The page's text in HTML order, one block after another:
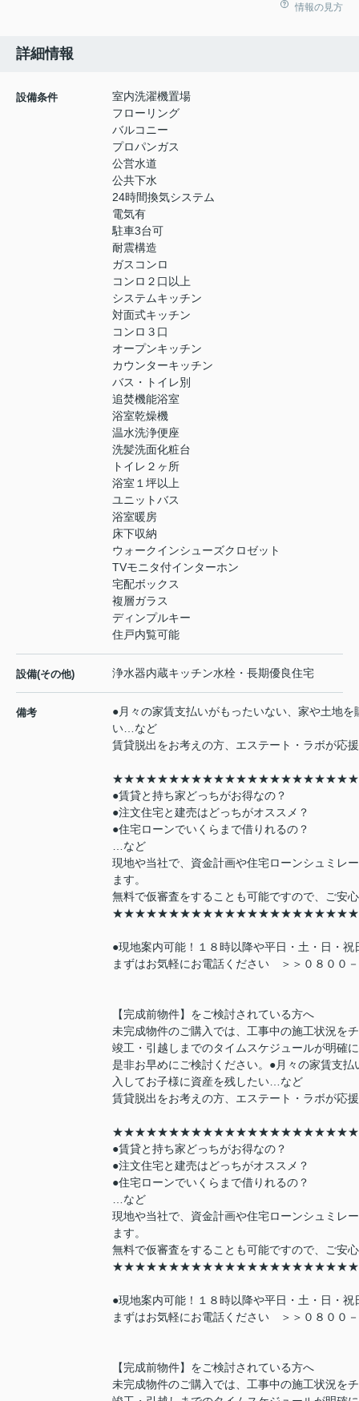
情報の見方
詳細情報
設備条件
室内洗濯機置場
フローリング
バルコニー
プロパンガス
公営水道
公共下水
24時間換気システム
電気有
駐車3台可
耐震構造
ガスコンロ
コンロ２口以上
システムキッチン
対面式キッチン
コンロ３口
オープンキッチン
カウンターキッチン
バス・トイレ別
追焚機能浴室
浴室乾燥機
温水洗浄便座
洗髪洗面化粧台
トイレ２ヶ所
浴室１坪以上
ユニットバス
浴室暖房
床下収納
ウォークインシューズクロゼット
TVモニタ付インターホン
宅配ボックス
複層ガラス
ディンプルキー
住戸内覧可能
設備(その他) 浄水器内蔵キッチン水栓・長期優良住宅
備考
●月々の家賃支払いがもったいない、家や土地
い…など
賃貸脱出をお考えの方、エステート・ラボが応
●賃貸と持ち家どっちがお得なの？
●注文住宅と建売はどっちがオススメ？
●住宅ローンでいくらまで借りれるの？
…など
現地や当社で、資金計画や住宅ローンシュミレ
ます。
無料で仮審査をすることも可能ですので、ご安
●現地案内可能！１８時以降や平日・土・日・祝
まずはお気軽にお電話ください ＞＞０８００
【完成前物件】をご検討されている方へ
未完成物件のご購入では、工事中の施工状況を
竣工・引越しまでのタイムスケジュールが明確
是非お早めにご検討ください。●月々の家賃支
入してお子様に資産を残したい…など
賃貸脱出をお考えの方、エステート・ラボが応
●賃貸と持ち家どっちがお得なの？
●注文住宅と建売はどっちがオススメ？
●住宅ローンでいくらまで借りれるの？
…など
現地や当社で、資金計画や住宅ローンシュミレ
ます。
無料で仮審査をすることも可能ですので、ご安
●現地案内可能！１８時以降や平日・土・日・祝
まずはお気軽にお電話ください ＞＞０８００
【完成前物件】をご検討されている方へ
未完成物件のご購入では、工事中の施工状況を